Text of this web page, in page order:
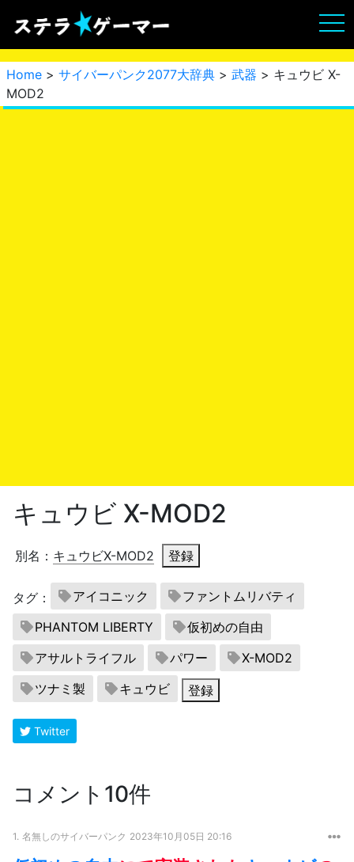
Home > サイバーパンク2077大辞典 > 武器 > キュウビ X-
MOD2
キュウビ X-MOD2
別名： キュウビX-MOD2 登録
タグ： アイコニック
ファントムリバティ
PHANTOM LIBERTY
仮初めの自由
アサルトライフル
パワー
X-MOD2
ツナミ製
キュウビ 登録
Twitter
コメント10件
1. 名無しのサイバーパンク 2023年10月05日 20:16